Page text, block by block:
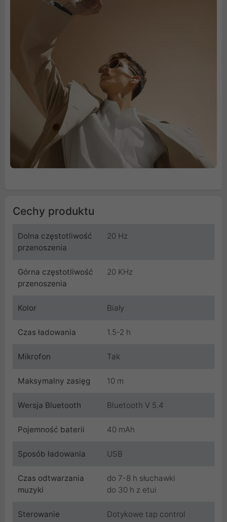
Cechy produktu
Dolna częstotliwość
przenoszenia
20 Hz
Górna częstotliwość
przenoszenia
20 KHz
Kolor Biały
Czas ładowania 1.5-2 h
Mikrofon Tak
Maksymalny zasięg 10 m
Wersja Bluetooth Bluetooth V 5.4
Pojemność baterii 40 mAh
Sposób ładowania USB
Czas odtwarzania
muzyki
do 7-8 h słuchawki
do 30 h z etui
Sterowanie Dotykowe tap control